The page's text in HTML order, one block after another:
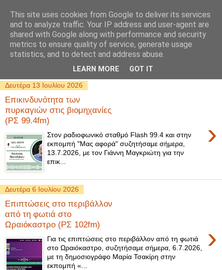
Δευτέρα 13 Ιουλίου 2026
Επικινδυνότητα των
πυρκαγιών στις βιομηχανίες
(ΡΣ 99.4fm)
›
Στον ραδιοφωνικό σταθμό Flash 99.4 και στην
εκπομπή "Μας αφορά" συζητήσαμε σήμερα,
13.7.2026, με τον Γιάννη Μαγκριώτη για την
επικ...
Δευτέρα 6 Ιουλίου 2026
Επιπτώσεις στο περιβάλλον
από τη φωτιά στο
Ωραιόκαστρο (ΡΣ 102fm)
›
Για τις επιπτώσεις στο περιβάλλον από τη φωτιά
στο Ωραιόκαστρο, συζητήσαμε σήμερα, 6.7.2026,
με τη δημοσιογράφο Μαρία Τσακίρη στην
εκπομπή «...
This site uses cookies from Google to deliver its services
and to analyze traffic. Your IP address and user-agent are
shared with Google along with performance and security
metrics to ensure quality of service, generate usage
statistics, and to detect and address abuse.
LEARN MORE GOT IT